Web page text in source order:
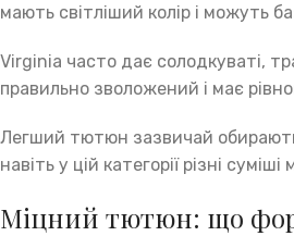
мають світліший колір і можуть
Virginia часто дає солодкуваті,
правильно зволожений і має
Легший тютюн зазвичай обирають
навіть у цій категорії різні
Міцний тютюн: що